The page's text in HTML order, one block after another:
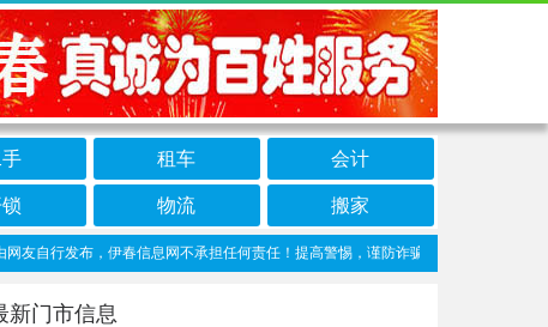
手 租车 会计
物流 搬家
友自行发布，伊春信息网不承担任何责任！提高警惕，谨防诈骗！做推广、做信息置
新门市信息